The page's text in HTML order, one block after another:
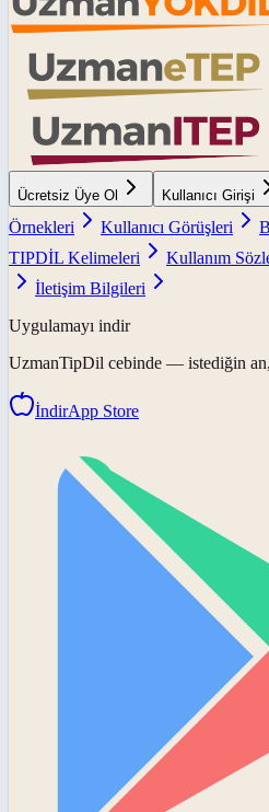
Ücretsiz Üye Ol Kullanıcı Girişi
Örnekleri
Kullanıcı Görüşleri
TIPDİL Kelimeleri
Kullanım
İletişim Bilgileri
Uygulamayı indir
UzmanTipDil cebinde — istediğin
İndirApp Store